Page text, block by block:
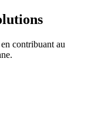
contribuant au